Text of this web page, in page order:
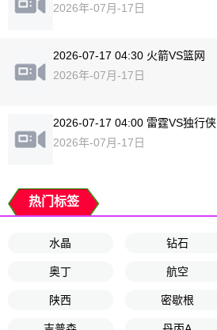
2026年-07月-17日
2026-07-17 04:30 火箭VS篮网
2026年-07月-17日
2026-07-17 04:00 雷霆VS独行侠
2026年-07月-17日
热门标签
水晶 钻石
奥丁 航空
陕西 密歇根